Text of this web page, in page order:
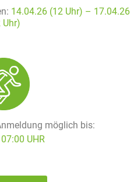
14.04.26 (12 Uhr) – 17.04.26
Uhr)
möglich bis:
UHR